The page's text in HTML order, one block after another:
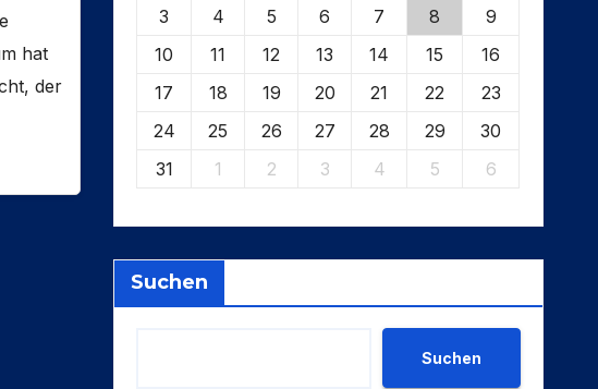
hat
der
3
4 5 6 7 8
9
10
11 12 13 14 15
16
17
18 19 20 21 22
23
24
25 26 27 28 29
30
31
1 2 3 4 5 6
Suchen
Suchen